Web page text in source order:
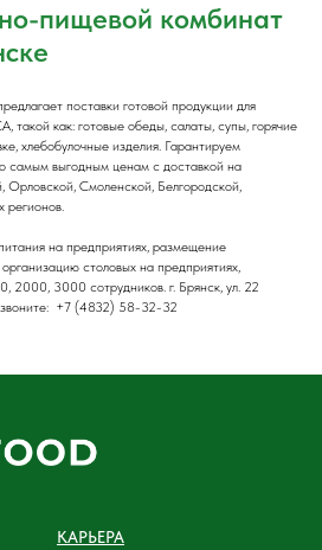
пищевой комбинат
поставки готовой продукции для
такой как: готовые обеды, салаты, супы, горячие
хлебобулочные изделия. Гарантируем
самым выгодным ценам с доставкой на
Орловской, Смоленской, Белгородской,
регионов.
на предприятиях, размещение
столовых на предприятиях,
2000, 3000 сотрудников. г. Брянск, ул. 22
звоните: +7 (4832) 58-32-32
КАРЬЕРА